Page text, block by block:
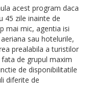
acest program daca
45 zile inainte de
mai mic, agentia isi
sau hotelurile,
prealabila a turistilor
de grupul maxim
de disponibilitatile
diferite de